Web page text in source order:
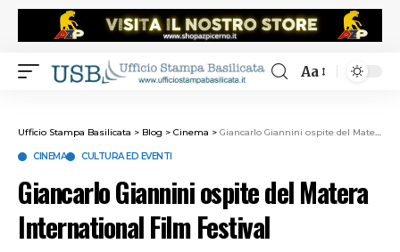
Aa
Ufficio Stampa Basilicata > Blog > Cinema > Giancarlo Giannini ospite del Matera International Film Festival
CINEMA CULTURA ED EVENTI
Giancarlo Giannini ospite del Matera
International Film Festival